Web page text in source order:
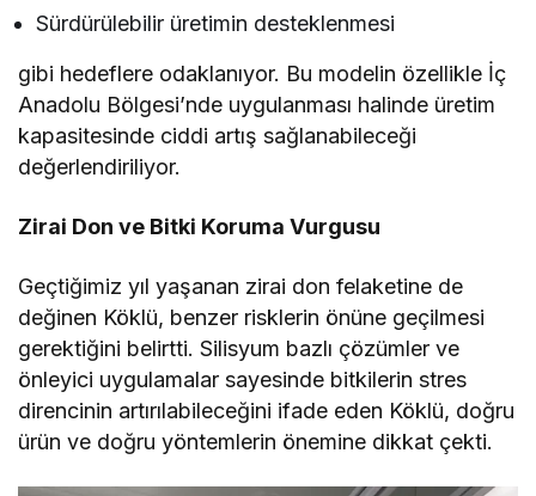
Sürdürülebilir üretimin desteklenmesi
gibi hedeflere odaklanıyor. Bu modelin özellikle İç
Anadolu Bölgesi’nde uygulanması halinde üretim
kapasitesinde ciddi artış sağlanabileceği
değerlendiriliyor.
Zirai Don ve Bitki Koruma Vurgusu
Geçtiğimiz yıl yaşanan zirai don felaketine de
değinen Köklü, benzer risklerin önüne geçilmesi
gerektiğini belirtti. Silisyum bazlı çözümler ve
önleyici uygulamalar sayesinde bitkilerin stres
direncinin artırılabileceğini ifade eden Köklü, doğru
ürün ve doğru yöntemlerin önemine dikkat çekti.